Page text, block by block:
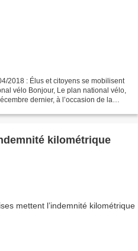
2018 : Élus et citoyens se mobilisent
vélo Bonjour, Le plan national vélo,
dernier, à l’occasion de la
kilométrique